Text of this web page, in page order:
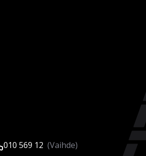
010 569 12 (Vaihde)